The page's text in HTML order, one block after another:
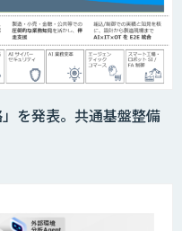
を発表。共通基盤整備